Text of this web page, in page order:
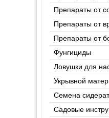
Препараты от
Препараты от
насекомых
Препараты от
Фунгициды
Ловушки для
Укрывной
агроспан
Семена
Садовые